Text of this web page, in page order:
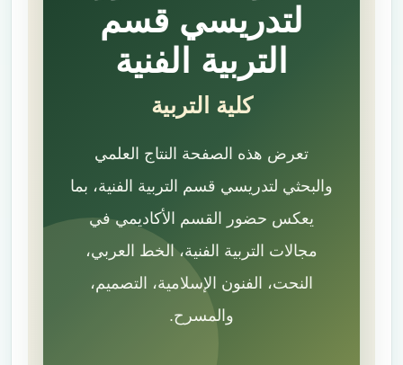
لتدريسي قسم
التربية الفنية
كلية التربية
تعرض هذه الصفحة النتاج العلمي
والبحثي لتدريسي قسم التربية الفنية، بما
يعكس حضور القسم الأكاديمي في
مجالات التربية الفنية، الخط العربي،
النحت، الفنون الإسلامية، التصميم،
والمسرح.